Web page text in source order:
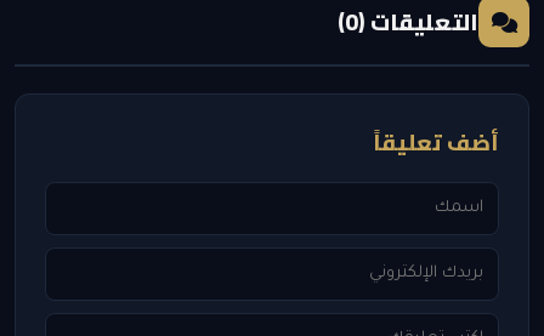
التعليقات (0)
أضف تعليقاً